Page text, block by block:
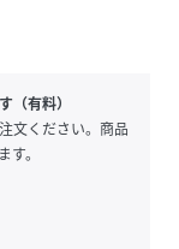
、お客様のお使
ざいます。予め
始前の店舗に
（有料）
文ください。商品
。